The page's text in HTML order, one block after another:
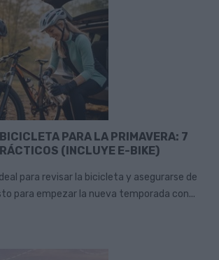
PARA LA PRIMAVERA: 7
(INCLUYE E-BIKE)
para revisar la bicicleta y asegurarse de
para empezar la nueva temporada con...